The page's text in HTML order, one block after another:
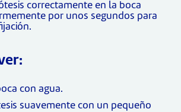
correctamente en la boca
por unos segundos para
con agua.
suavemente con un pequeño